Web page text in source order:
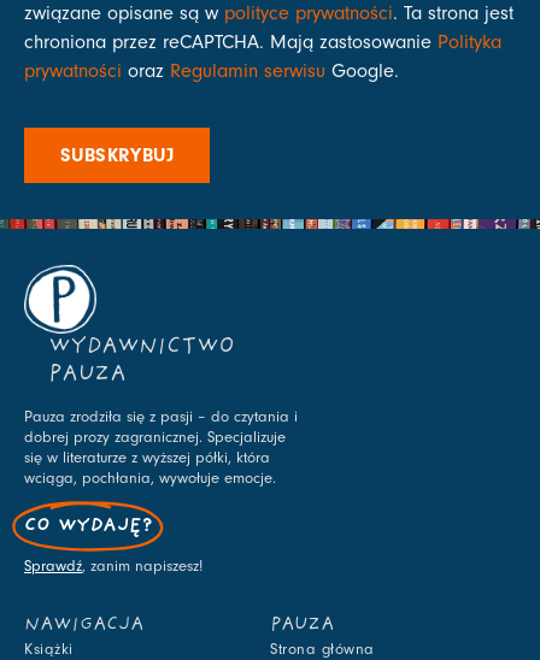
związane opisane są w polityce prywatności. Ta strona jest
chroniona przez reCAPTCHA. Mają zastosowanie Polityka
prywatności oraz Regulamin serwisu Google.
SUBSKRYBUJ
WYDAWNICTWO
PAUZA
Pauza zrodziła się z pasji – do czytania i
dobrej prozy zagranicznej. Specjalizuje
się w literaturze z wyższej półki, która
wciąga, pochłania, wywołuje emocje.
CO WYDAJĘ?
Sprawdź, zanim napiszesz!
NAWIGACJA
Książki
PAUZA
Strona główna